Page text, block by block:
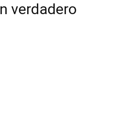
verdadero